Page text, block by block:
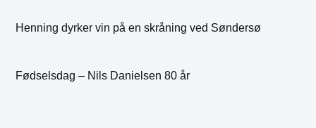
Henning dyrker vin på en skråning ved Søndersø
Fødselsdag – Nils Danielsen 80 år